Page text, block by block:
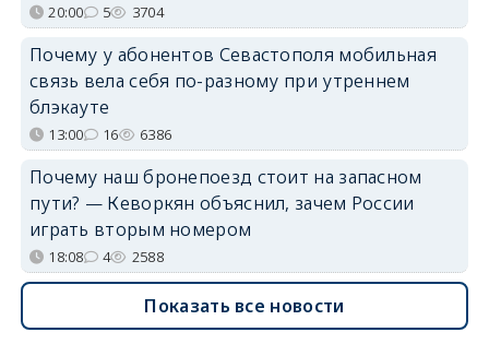
20:00 5 3704
Почему у абонентов Севастополя мобильная
связь вела себя по-разному при утреннем
блэкауте
13:00 16 6386
Почему наш бронепоезд стоит на запасном
пути? — Кеворкян объяснил, зачем России
играть вторым номером
18:08 4 2588
Показать все новости